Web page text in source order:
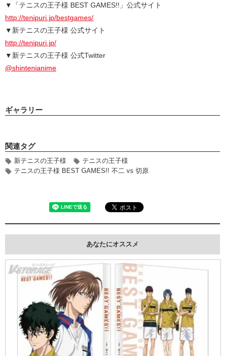
▼「テニスの王子様 BEST GAMES!!」公式サイト
http://tenipuri.jp/bestgames/
▼新テニスの王子様 公式サイト
http://tenipuri.jp/
▼新テニスの王子様 公式Twitter
@shintenianime
ギャラリー
関連タグ
新テニスの王子様
テニスの王子様
テニスの王子様 BEST GAMES!! 不二 vs 切原
あなたにオススメ